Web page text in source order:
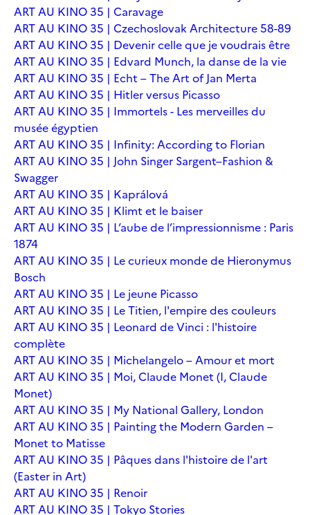
ART AU KINO 35 | Caravage
ART AU KINO 35 | Czechoslovak Architecture 58-89
ART AU KINO 35 | Devenir celle que je voudrais être
ART AU KINO 35 | Edvard Munch, la danse de la vie
ART AU KINO 35 | Echt – The Art of Jan Merta
ART AU KINO 35 | Hitler versus Picasso
ART AU KINO 35 | Immortels - Les merveilles du
musée égyptien
ART AU KINO 35 | Infinity: According to Florian
ART AU KINO 35 | John Singer Sargent–Fashion &
Swagger
ART AU KINO 35 | Kaprálová
ART AU KINO 35 | Klimt et le baiser
ART AU KINO 35 | L’aube de l’impressionnisme : Paris
1874
ART AU KINO 35 | Le curieux monde de Hieronymus
Bosch
ART AU KINO 35 | Le jeune Picasso
ART AU KINO 35 | Le Titien, l'empire des couleurs
ART AU KINO 35 | Leonard de Vinci : l'histoire
complète
ART AU KINO 35 | Michelangelo – Amour et mort
ART AU KINO 35 | Moi, Claude Monet (I, Claude
Monet)
ART AU KINO 35 | My National Gallery, London
ART AU KINO 35 | Painting the Modern Garden –
Monet to Matisse
ART AU KINO 35 | Pâques dans l'histoire de l'art
(Easter in Art)
ART AU KINO 35 | Renoir
ART AU KINO 35 | Tokyo Stories